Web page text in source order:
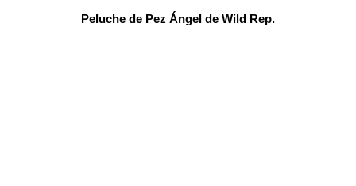
Peluche de Pez Ángel de Wild Rep.